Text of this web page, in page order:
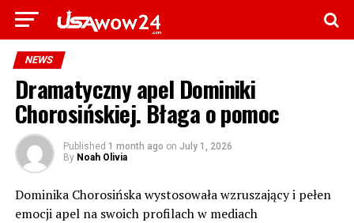
NEWS
Dramatyczny apel Dominiki
Chorosińskiej. Błaga o pomoc
Published 1 month ago on July 1, 2026
By Noah Olivia
Dominika Chorosińska wystosowała wzruszający i pełen
emocji apel na swoich profilach w mediach